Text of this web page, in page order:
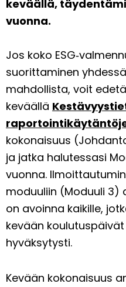
keväällä,
vuonna.
Jos koko
suorittaminen
mahdollista, voit
keväällä
kokonaisuus
ja jatka halutessasi
vuonna.
moduuliin (Moduuli 3)
on avoinna kaikille,
kevään
hyväksytysti.
Kevään kokonaisuus